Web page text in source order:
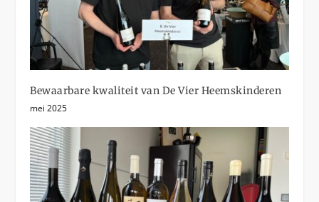
Bewaarbare kwaliteit van De Vier Heemskinderen
mei 2025